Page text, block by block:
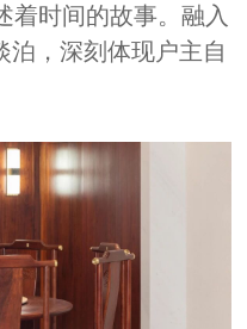
着时间的故事。融入
泊，深刻体现户主自